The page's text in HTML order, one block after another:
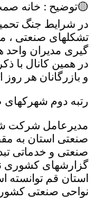
۵
-
۰
۳
-
۸
🟡توضیح : خانه
در شرایط جنگ
تشکلهای صنعتی ،
گیری مدیران واحد
در همین کانال با
و بازرگانان هر روز
رتبه دوم
مدیرعامل شرکت
صنعتی استان به
صنعتی و خدماتی
استان قم توانسته